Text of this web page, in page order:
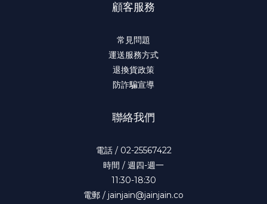
顧客服務
常見問題
運送服務方式
退換貨政策
防詐騙宣導
聯絡我們
電話 / 02-25567422
時間 / 週四-週一
11:30-18:30
電郵 / jainjain@jainjain.co